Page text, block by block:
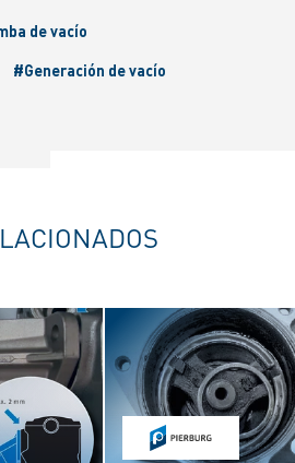
de vacío
#Generación de vacío